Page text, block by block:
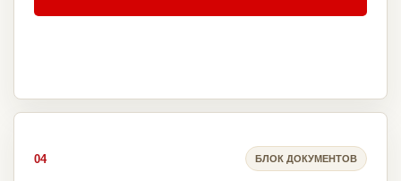
04 БЛОК ДОКУМЕНТОВ